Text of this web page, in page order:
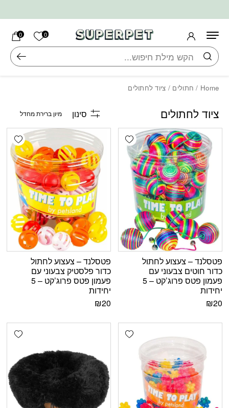
0 הרשימה
0
חיפוש
Home
/ חתולים / ציוד לחתולים
ציוד לחתולים סינון
Add wishlist
פטסלנד – צעצוע לחתול
כדור חוטים צבעוני עם
פעמון פטס פרוג’קט – 5
יחידות
₪20
פטסלנד – צעצוע לחתול
כדור פלסטיק צבעוני עם
פעמון פטס פרוג’קט – 5
יחידות
₪20
Add wishlist